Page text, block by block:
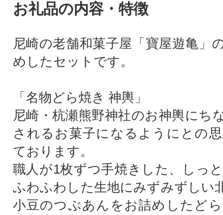
お礼品の内容・特徴
尼崎の老舗和菓子屋「寶屋遊亀」
めしたセットです。
「名物どら焼き 神輿」
尼崎・杭瀬熊野神社のお神輿にち
されるお菓子になるようにとの
ております。
職人が1枚ずつ手焼きした、しっ
ふわふわした生地にみずみずしい
小豆のつぶあんをお詰めしたど